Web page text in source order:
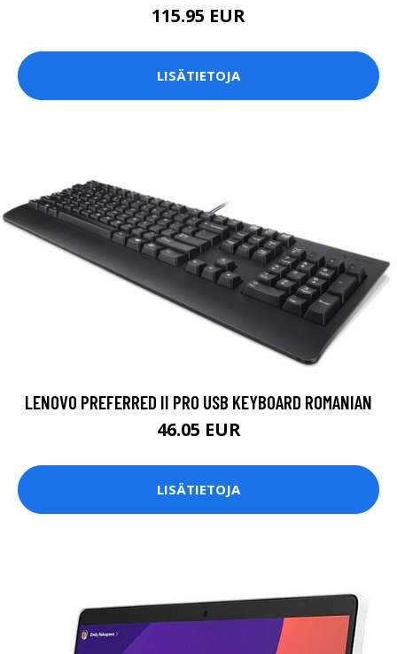
115.95 EUR
LISÄTIETOJA
LENOVO PREFERRED II PRO USB KEYBOARD ROMANIAN
46.05 EUR
LISÄTIETOJA